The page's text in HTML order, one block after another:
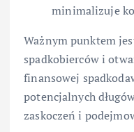
minimalizuje
Ważnym punktem
spadkobierców i
finansowej
potencjalnych
zaskoczeń i